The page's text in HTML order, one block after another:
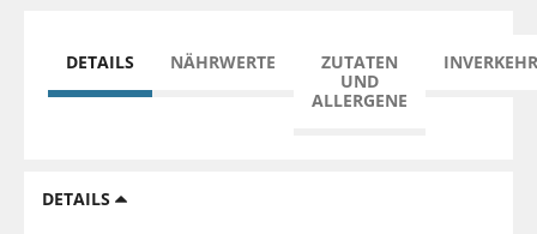
DETAILS NÄHRWERTE
ZUTATEN
UND
ALLERGENE
DETAILS